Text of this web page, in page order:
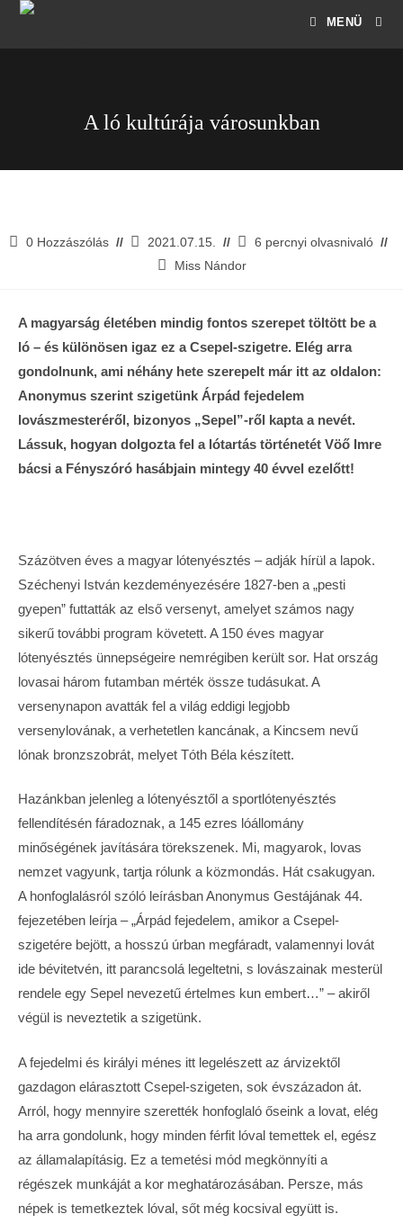
MENÜ
A ló kultúrája városunkban
0 Hozzászólás 2021.07.15.
6 percnyi olvasnivaló
Miss Nándor
A magyarság életében mindig fontos szerepet töltött be a
ló – és különösen igaz ez a Csepel-szigetre. Elég arra
gondolnunk, ami néhány hete szerepelt már itt az oldalon:
Anonymus szerint szigetünk Árpád fejedelem
lovászmesteréről, bizonyos „Sepel”-ről kapta a nevét.
Lássuk, hogyan dolgozta fel a lótartás történetét Vöő Imre
bácsi a Fényszóró hasábjain mintegy 40 évvel ezelőtt!
Százötven éves a magyar lótenyésztés – adják hírül a lapok.
Széchenyi István kezdeményezésére 1827-ben a „pesti
gyepen” futtatták az első versenyt, amelyet számos nagy
sikerű további program követett. A 150 éves magyar
lótenyésztés ünnepségeire nemrégiben került sor. Hat ország
lovasai három futamban mérték össze tudásukat. A
versenynapon avatták fel a világ eddigi legjobb
versenylovának, a verhetetlen kancának, a Kincsem nevű
lónak bronzszobrát, melyet Tóth Béla készített.
Hazánkban jelenleg a lótenyésztől a sportlótenyésztés
fellendítésén fáradoznak, a 145 ezres lóállomány
minőségének javítására törekszenek. Mi, magyarok, lovas
nemzet vagyunk, tartja rólunk a közmondás. Hát csakugyan.
A honfoglalásról szóló leírásban Anonymus Gestájának 44.
fejezetében leírja – „Árpád fejedelem, amikor a Csepel-
szigetére bejött, a hosszú úrban megfáradt, valamennyi lovát
ide bévitetvén, itt parancsolá legeltetni, s lovászainak mesterül
rendele egy Sepel nevezetű értelmes kun embert…” – akiről
végül is neveztetik a szigetünk.
A fejedelmi és királyi ménes itt legelészett az árvizektől
gazdagon elárasztott Csepel-szigeten, sok évszázadon át.
Arról, hogy mennyire szerették honfoglaló őseink a lovat, elég
ha arra gondolunk, hogy minden férfit lóval temettek el, egész
az államalapításig. Ez a temetési mód megkönnyíti a
régészek munkáját a kor meghatározásában. Persze, más
népek is temetkeztek lóval, sőt még kocsival együtt is.